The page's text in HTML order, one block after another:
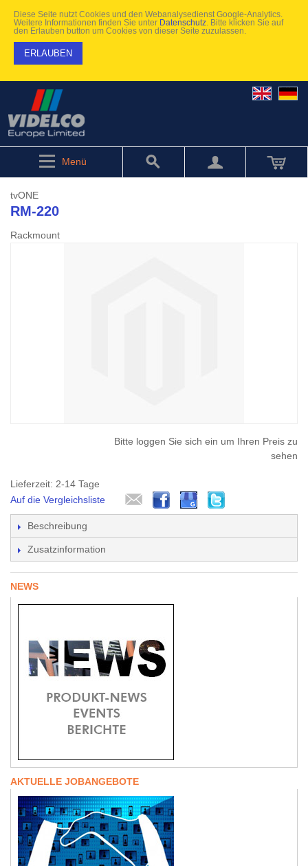
Diese Seite nutzt Cookies und den Webanalysedienst Google-Analytics.
Weitere Informationen finden Sie unter Datenschutz . Bitte klicken Sie auf
den Erlauben button um Cookies von dieser Seite zuzulassen.
ERLAUBEN
Menü
tvONE
RM-220
Rackmount
Bitte loggen Sie sich ein um Ihren Preis zu
sehen
Lieferzeit: 2-14 Tage
Auf die Vergleichsliste
Beschreibung
Zusatzinformation
NEWS
AKTUELLE JOBANGEBOTE